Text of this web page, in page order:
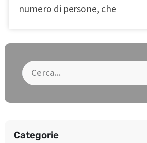
numero di persone, che
Categorie